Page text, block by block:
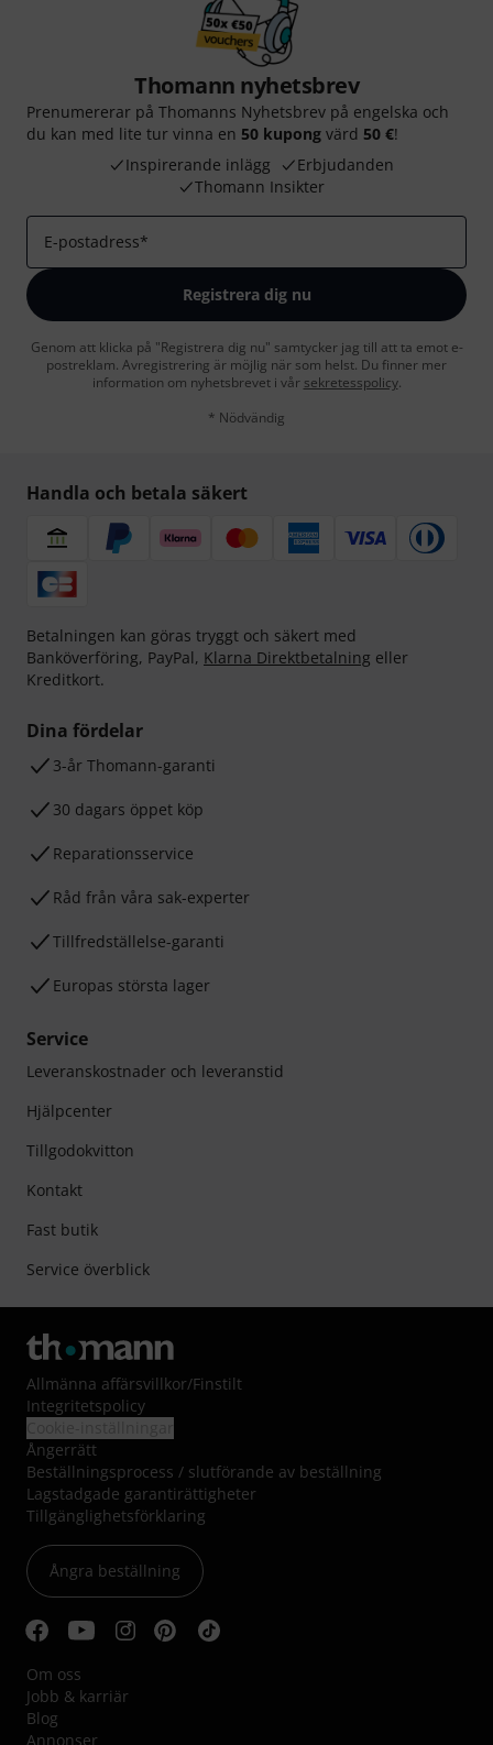
Thomann nyhetsbrev
Prenumererar på Thomanns Nyhetsbrev på engelska och
du kan med lite tur vinna en 50 kupong värd 50 €!
Inspirerande inlägg
Erbjudanden
Thomann Insikter
E-postadress*
Registrera dig nu
Genom att klicka på "Registrera dig nu" samtycker jag till att ta emot e-
postreklam. Avregistrering är möjlig när som helst. Du finner mer
information om nyhetsbrevet i vår sekretesspolicy.
* Nödvändig
Handla och betala säkert
Betalningen kan göras tryggt och säkert med
Banköverföring, PayPal, Klarna Direktbetalning eller
Kreditkort.
Dina fördelar
3-år Thomann-garanti
30 dagars öppet köp
Reparationsservice
Råd från våra sak-experter
Tillfredställelse-garanti
Europas största lager
Service
Leveranskostnader och leveranstid
Hjälpcenter
Tillgodokvitton
Kontakt
Fast butik
Service överblick
Allmänna affärsvillkor/Finstilt
Integritetspolicy
Ångerrätt
Beställningsprocess / slutförande av beställning
Lagstadgade garantirättigheter
Tillgänglighetsförklaring
Ångra beställning
Om oss
Jobb & karriär
Blog
Annonser